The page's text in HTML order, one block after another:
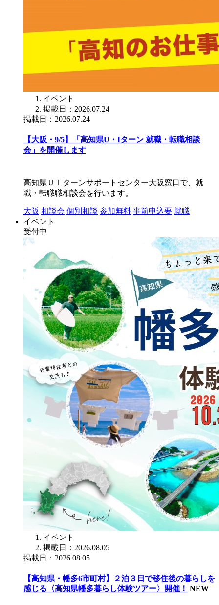
イベント
掲載日：2026.07.24
掲載日：2026.07.24
【大阪・9/5】「高知県U・Iターン 就職・転職相談
会」を開催します
高知県ＵＩターンサポートセンター大阪窓口で、就
職・転職職相談会を行います。
大阪 相談会 個別相談 参加無料 事前申込要 就職
イベント
受付中
イベント
掲載日：2026.08.05
掲載日：2026.08.05
【高知県・幡多6市町村】２泊３日で移住後の暮らしを
感じる〈高知県幡多暮らし体験ツアー〉開催！ NEW